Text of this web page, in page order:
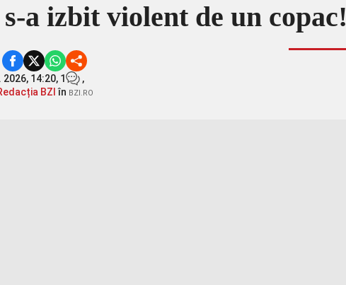
a izbit violent de un copac!
2026, 14:20, 1
,
BZI în BZI.RO